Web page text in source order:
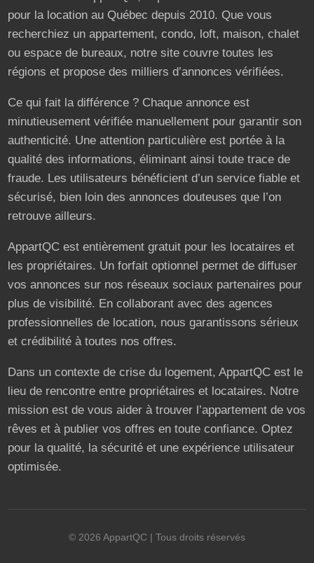
pour la location au Québec depuis 2010. Que vous
recherchiez un appartement, condo, loft, maison, chalet
ou espace de bureaux, notre site couvre toutes les
régions et propose des milliers d’annonces vérifiées.
Ce qui fait la différence ? Chaque annonce est
minutieusement vérifiée manuellement pour garantir son
authenticité. Une attention particulière est portée à la
qualité des informations, éliminant ainsi toute trace de
fraude. Les utilisateurs bénéficient d’un service fiable et
sécurisé, bien loin des annonces douteuses que l’on
retrouve ailleurs.
AppartQC est entièrement gratuit pour les locataires et
les propriétaires. Un forfait optionnel permet de diffuser
vos annonces sur nos réseaux sociaux partenaires pour
plus de visibilité. En collaborant avec des agences
professionnelles de location, nous garantissons sérieux
et crédibilité à toutes nos offres.
Dans un contexte de crise du logement, AppartQC est le
lieu de rencontre entre propriétaires et locataires. Notre
mission est de vous aider à trouver l’appartement de vos
rêves et à publier vos offres en toute confiance. Optez
pour la qualité, la sécurité et une expérience utilisateur
optimisée.
© 2026 AppartQC | Tous droits réservés